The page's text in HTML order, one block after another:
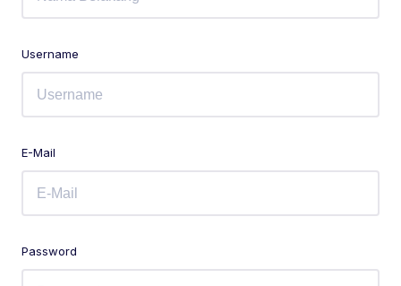
Username
E-Mail
Password